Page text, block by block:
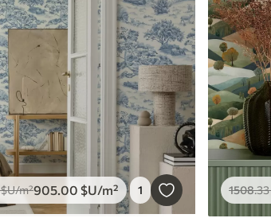
$U/m²905.00 $U/m² 1 1508.33